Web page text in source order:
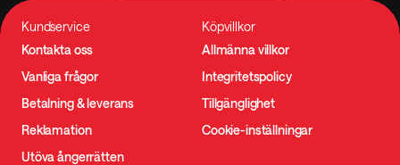
Kundservice
Kontakta oss
Vanliga frågor
Betalning & leverans
Reklamation
Utöva ångerrätten
Köpvillkor
Allmänna villkor
Integritetspolicy
Tillgänglighet
Cookie-inställningar